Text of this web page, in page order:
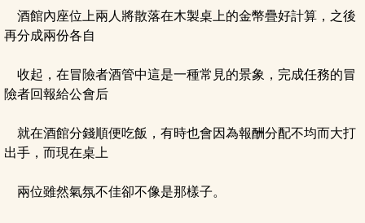
酒館內座位上兩人將散落在木製桌上的金幣疊好計算，之後
再分成兩份各自
收起，在冒險者酒管中這是一種常見的景象，完成任務的冒
險者回報給公會后
就在酒館分錢順便吃飯，有時也會因為報酬分配不均而大打
出手，而現在桌上
兩位雖然氣氛不佳卻不像是那樣子。